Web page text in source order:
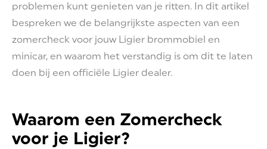
problemen kunt genieten van je ritten. In dit artikel
bespreken we de belangrijkste aspecten van een
zomercheck voor jouw Ligier brommobiel en
minicar, en waarom het verstandig is om dit te laten
doen bij een officiële Ligier dealer.
Waarom een Zomercheck
voor je Ligier?